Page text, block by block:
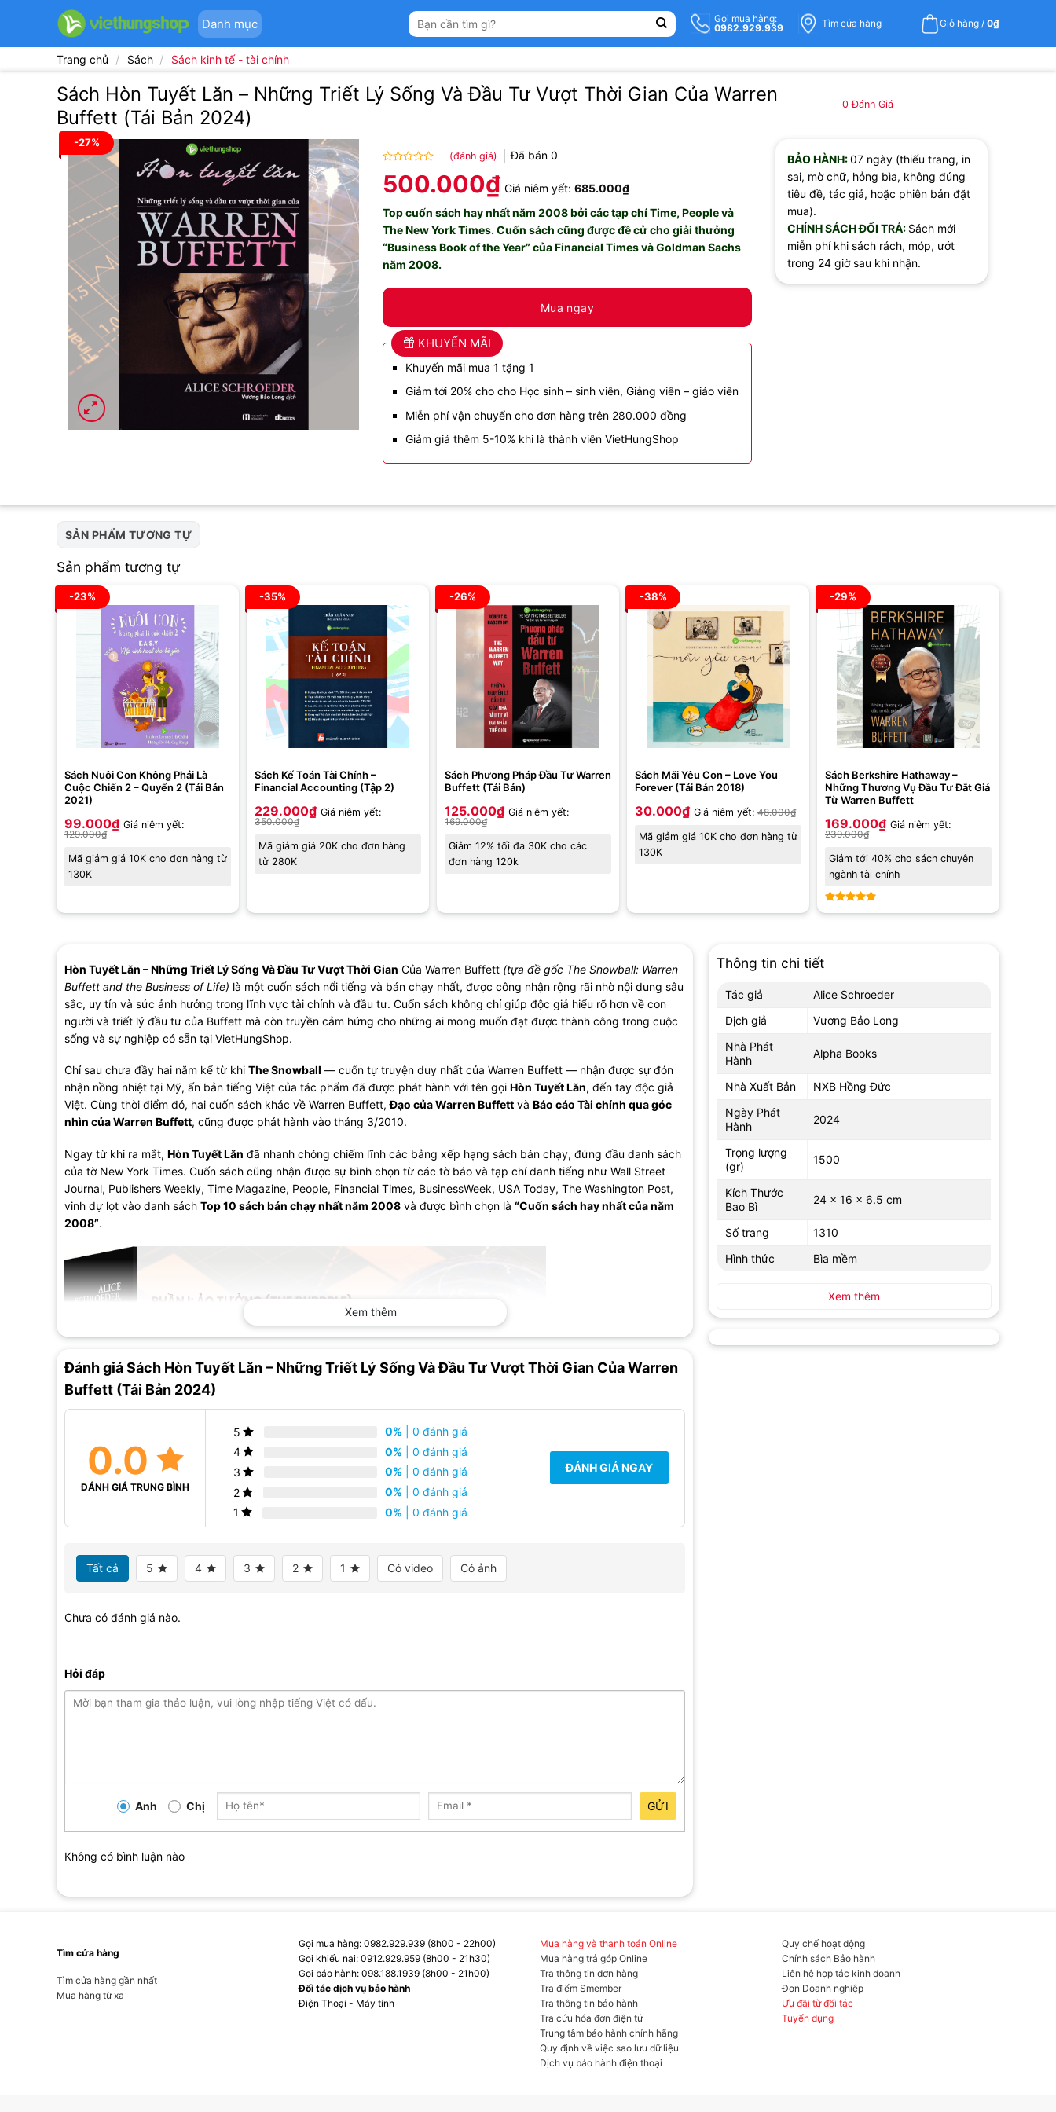
Danh mục
Tìm
kiếm:
Gọi mua hàng:
0982.929.939
Tìm cửa hàng Giỏ hàng / 0₫
Trang chủ / Sách / Sách kinh tế - tài chính
Sách Hòn Tuyết Lăn – Những Triết Lý Sống Và Đầu Tư Vượt Thời Gian Của Warren
Buffett (Tái Bản 2024)
0 Đánh Giá
-27%
Được
xếp
0.0
5
sao
(đánh giá) Đã bán 0
500.000₫ Giá niêm yết: 685.000₫
Top cuốn sách hay nhất năm 2008 bởi các tạp chí Time, People và
The New York Times.Cuốn sách cũng được đề cử cho giải thưởng
“Business Book of the Year” của Financial Times và Goldman Sachs
năm 2008.
KHUYẾN MÃI
Khuyến mãi mua 1 tặng 1
Giảm tới 20% cho cho Học sinh – sinh viên, Giảng viên – giáo viên
Miễn phí vận chuyển cho đơn hàng trên 280.000 đồng
Giảm giá thêm 5-10% khi là thành viên VietHungShop
Mua ngay
BẢO HÀNH:07 ngày (thiếu trang, in
sai, mờ chữ, hỏng bìa, không đúng
tiêu đề, tác giả, hoặc phiên bản đặt
mua).
CHÍNH SÁCH ĐỔI TRẢ: Sách mới
miễn phí khi sách rách, móp, ướt
trong 24 giờ sau khi nhận.
SẢN PHẨM TƯƠNG TỰ
Sản phẩm tương tự
-23%
Sách Nuôi Con Không Phải Là
Cuộc Chiến 2 – Quyển 2 (Tái Bản
2021)
99.000₫ Giá niêm yết:
129.000₫
Mã giảm giá 10K cho đơn hàng từ
130K
-35%
Sách Kế Toán Tài Chính –
Financial Accounting (Tập 2)
229.000₫ Giá niêm yết:
350.000₫
Mã giảm giá 20K cho đơn hàng
từ 280K
-26%
Sách Phương Pháp Đầu Tư Warren
Buffett (Tái Bản)
125.000₫ Giá niêm yết:
169.000₫
Giảm 12% tối đa 30K cho các
đơn hàng 120k
-38%
Sách Mãi Yêu Con – Love You
Forever (Tái Bản 2018)
30.000₫ Giá niêm yết: 48.000₫
Mã giảm giá 10K cho đơn hàng từ
130K
-29%
Sách Berkshire Hathaway –
Những Thương Vụ Đầu Tư Đắt Giá
Từ Warren Buffett
Được xếp
169.000₫ Giá niêm yết:
239.000₫
Giảm tới 40% cho sách chuyên
ngành tài chính
Hòn Tuyết Lăn – Những Triết Lý Sống Và Đầu Tư Vượt Thời Gian Của Warren Buffett(tựa đề gốc The Snowball: Warren
Buffett and the Business of Life) là một cuốn sách nổi tiếng và bán chạy nhất, được công nhận rộng rãi nhờ nội dung sâu
sắc, uy tín và sức ảnh hưởng trong lĩnh vực tài chính và đầu tư. Cuốn sách không chỉ giúp độc giả hiểu rõ hơn về con
người và triết lý đầu tư của Buffett mà còn truyền cảm hứng cho những ai mong muốn đạt được thành công trong cuộc
sống và sự nghiệp có sẵn tại VietHungShop.
Chỉ sau chưa đầy hai năm kể từ khi The Snowball — cuốn tự truyện duy nhất của Warren Buffett — nhận được sự đón
nhận nồng nhiệt tại Mỹ, ấn bản tiếng Việt của tác phẩm đã được phát hành với tên gọi Hòn Tuyết Lăn, đến tay độc giả
Việt. Cùng thời điểm đó, hai cuốn sách khác về Warren Buffett,Đạo của Warren Buffettvà Báo cáo Tài chính qua góc
nhìn của Warren Buffett, cũng được phát hành vào tháng 3/2010.
Ngay từ khi ra mắt, Hòn Tuyết Lăn đã nhanh chóng chiếm lĩnh các bảng xếp hạng sách bán chạy, đứng đầu danh sách
của tờ New York Times. Cuốn sách cũng nhận được sự bình chọn từ các tờ báo và tạp chí danh tiếng như Wall Street
Journal, Publishers Weekly, Time Magazine, People, Financial Times, BusinessWeek, USA Today, The Washington Post,
vinh dự lọt vào danh sách Top 10 sách bán chạy nhất năm 2008và được bình chọn là “Cuốn sách hay nhất của năm
2008”.
Xem thêm
Đánh giá Sách Hòn Tuyết Lăn – Những Triết Lý Sống Và Đầu Tư Vượt Thời Gian Của Warren
Buffett (Tái Bản 2024)
0.0
ĐÁNH GIÁ TRUNG BÌNH
5 0% | 0 đánh giá
4
0% | 0 đánh giá
3
0% | 0 đánh giá
2
0% | 0 đánh giá
1
0% | 0 đánh giá
ĐÁNH GIÁ NGAY
Tất cả 5 4 3 2 1 Có video Có ảnh
Chưa có đánh giá nào.
Hỏi đáp
Anh Chị GỬI
Không có bình luận nào
Thông tin chi tiết
Tác giả
Alice Schroeder
Dịch giả
Vương Bảo Long
Nhà Phát
Hành
Alpha Books
Nhà Xuất Bản
NXB Hồng Đức
Ngày Phát
Hành
2024
Trọng lượng
(gr)
1500
Kích Thước
Bao Bì
24 x 16 x 6.5 cm
Số trang
1310
Hình thức
Bìa mềm
Xem thêm
Tìm cửa hàng
Tìm cửa hàng gần nhất
Mua hàng từ xa
Gọi mua hàng: 0982.929.939 (8h00 - 22h00)
Gọi khiếu nại: 0912.929.959 (8h00 - 21h30)
Gọi bảo hành: 098.188.1939 (8h00 - 21h00)
Đối tác dịch vụ bảo hành
Điện Thoại - Máy tính
Mua hàng và thanh toán Online
Mua hàng trả góp Online
Tra thông tin đơn hàng
Tra điểm Smember
Tra thông tin bảo hành
Tra cứu hóa đơn điện tử
Trung tâm bảo hành chính hãng
Quy định về việc sao lưu dữ liệu
Dịch vụ bảo hành điện thoại
Quy chế hoạt động
Chính sách Bảo hành
Liên hệ hợp tác kinh doanh
Đơn Doanh nghiệp
Ưu đãi từ đối tác
Tuyển dụng